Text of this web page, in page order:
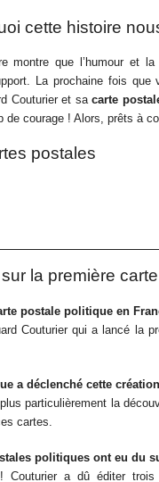
cette histoire
montre que l’humour et
La prochaine fois
Couturier et sacarte
de courage ! Alors, prêts à
postales
sur la première
postale politique en
Couturier qui a lancé la
a déclenché cette
particulièrement la
cartes.
politiques ont eu du
Couturier a dû éditer